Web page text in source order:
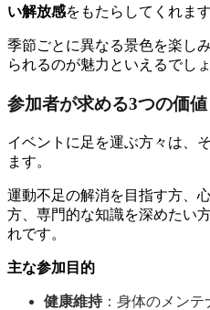
い解放感をもたらしてくれます
季節ごとに異なる景色を楽し
られるのが魅力といえるでしょ
参加者が求める3つの価値
イベントに足を運ぶ方々は、
ます。
運動不足の解消を目指す方、
方、専門的な知識を深めたい
れです。
主な参加目的
健康維持：身体のメンテ